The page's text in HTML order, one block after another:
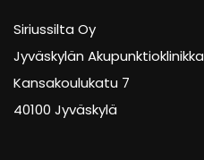
Siriussilta Oy
Jyväskylän Akupunktioklinikka
Kansakoulukatu 7
40100 Jyväskylä